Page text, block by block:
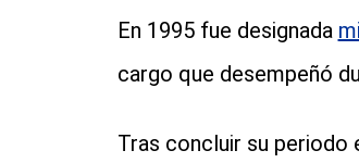
En 1995 fue designada
cargo que desempeñó
Tras concluir su periodo